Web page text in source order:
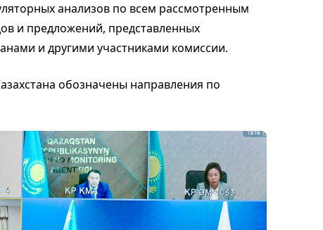
анализов по всем рассмотренным
и предложений, представленных
и другими участниками комиссии.
обозначены направления по